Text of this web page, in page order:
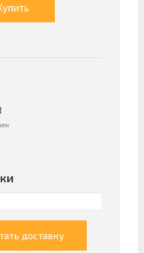
доставку